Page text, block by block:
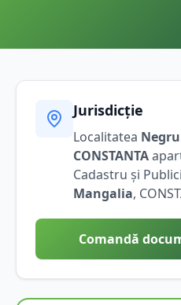
Jurisdicție
Localitatea
CONSTANTA
Cadastru și
Mangalia,
Comandă